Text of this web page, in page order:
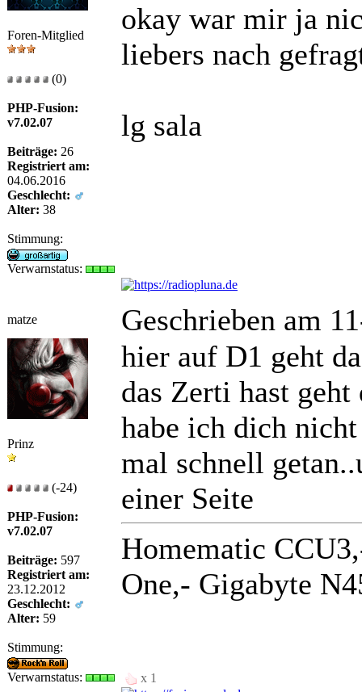
Foren-Mitglied
(0)
PHP-Fusion:
v7.02.07
Beiträge: 26
Registriert am:
04.06.2016
Geschlecht:
Alter: 38
Stimmung:
okay war mir ja
liebers nach
lg sala
Verwarnstatus:
matze Geschrieben am
Prinz
(-24)
PHP-Fusion:
v7.02.07
Beiträge: 597
Registriert am:
23.12.2012
Geschlecht:
Alter: 59
Stimmung:
hier auf D1 geht
das Zerti hast
habe ich dich nicht
mal schnell
einer Seite
Homematic
One,- Gigabyte
Verwarnstatus: x 1